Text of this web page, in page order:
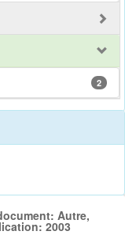
2
Autre,
2003